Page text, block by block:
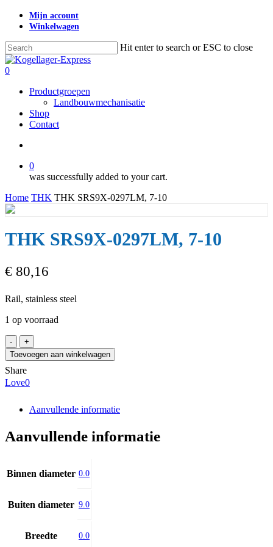
Skip
content
Mijn account
Winkelwagen
Hit enter to search or ESC to close
Close
Search
search
0
Productgroepen
Landbouwmechanisatie
Shop
Contact
0
was successfully added to your cart.
Home THK THK SRS9X-0297LM, 7-10
THK SRS9X-0297LM, 7-10
€ 80,16
Rail, stainless steel
1 op voorraad
THK
SRS9X-
0297LM,
7-
10
Toevoegen aan winkelwagen
Share
Love0
Aanvullende informatie
Aanvullende informatie
Binnen diameter 0.0
Buiten diameter 9.0
Breedte 0.0